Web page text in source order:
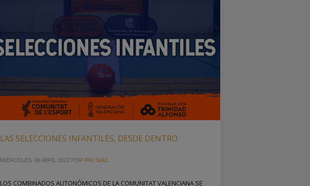
LAS SELECCIONES INFANTILES, DESDE DENTRO
MIÉRCOLES, 06 ABRIL 2022 POR PAU SAIZ
LOS COMBINADOS AUTONÓMICOS DE LA COMUNITAT VALENCIANA SE